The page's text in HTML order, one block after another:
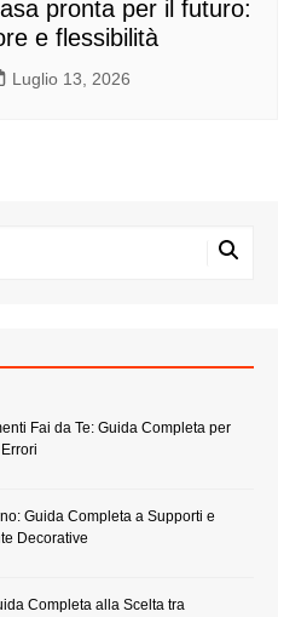
pronta per il futuro:
e flessibilità
Luglio 13, 2026
Fai da Te: Guida Completa per
Guida Completa a Supporti e
Decorative
Completa alla Scelta tra